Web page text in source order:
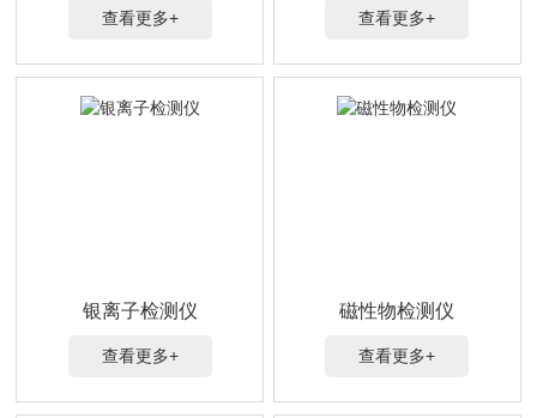
查看更多+ 查看更多+
银离子检测仪
查看更多+
磁性物检测仪
查看更多+